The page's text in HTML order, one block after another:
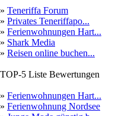
» Teneriffa Forum
» Privates Teneriffapo...
» Ferienwohnungen Hart...
» Shark Media
» Reisen online buchen...
TOP-5 Liste Bewertungen
» Ferienwohnungen Hart...
» Ferienwohnung Nordsee